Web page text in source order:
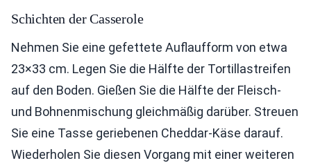
Schichten der Casserole
Nehmen Sie eine gefettete Auflaufform von etwa
23×33 cm. Legen Sie die Hälfte der Tortillastreifen
auf den Boden. Gießen Sie die Hälfte der Fleisch-
und Bohnenmischung gleichmäßig darüber. Streuen
Sie eine Tasse geriebenen Cheddar-Käse darauf.
Wiederholen Sie diesen Vorgang mit einer weiteren